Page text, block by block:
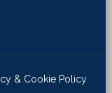
& Cookie Policy